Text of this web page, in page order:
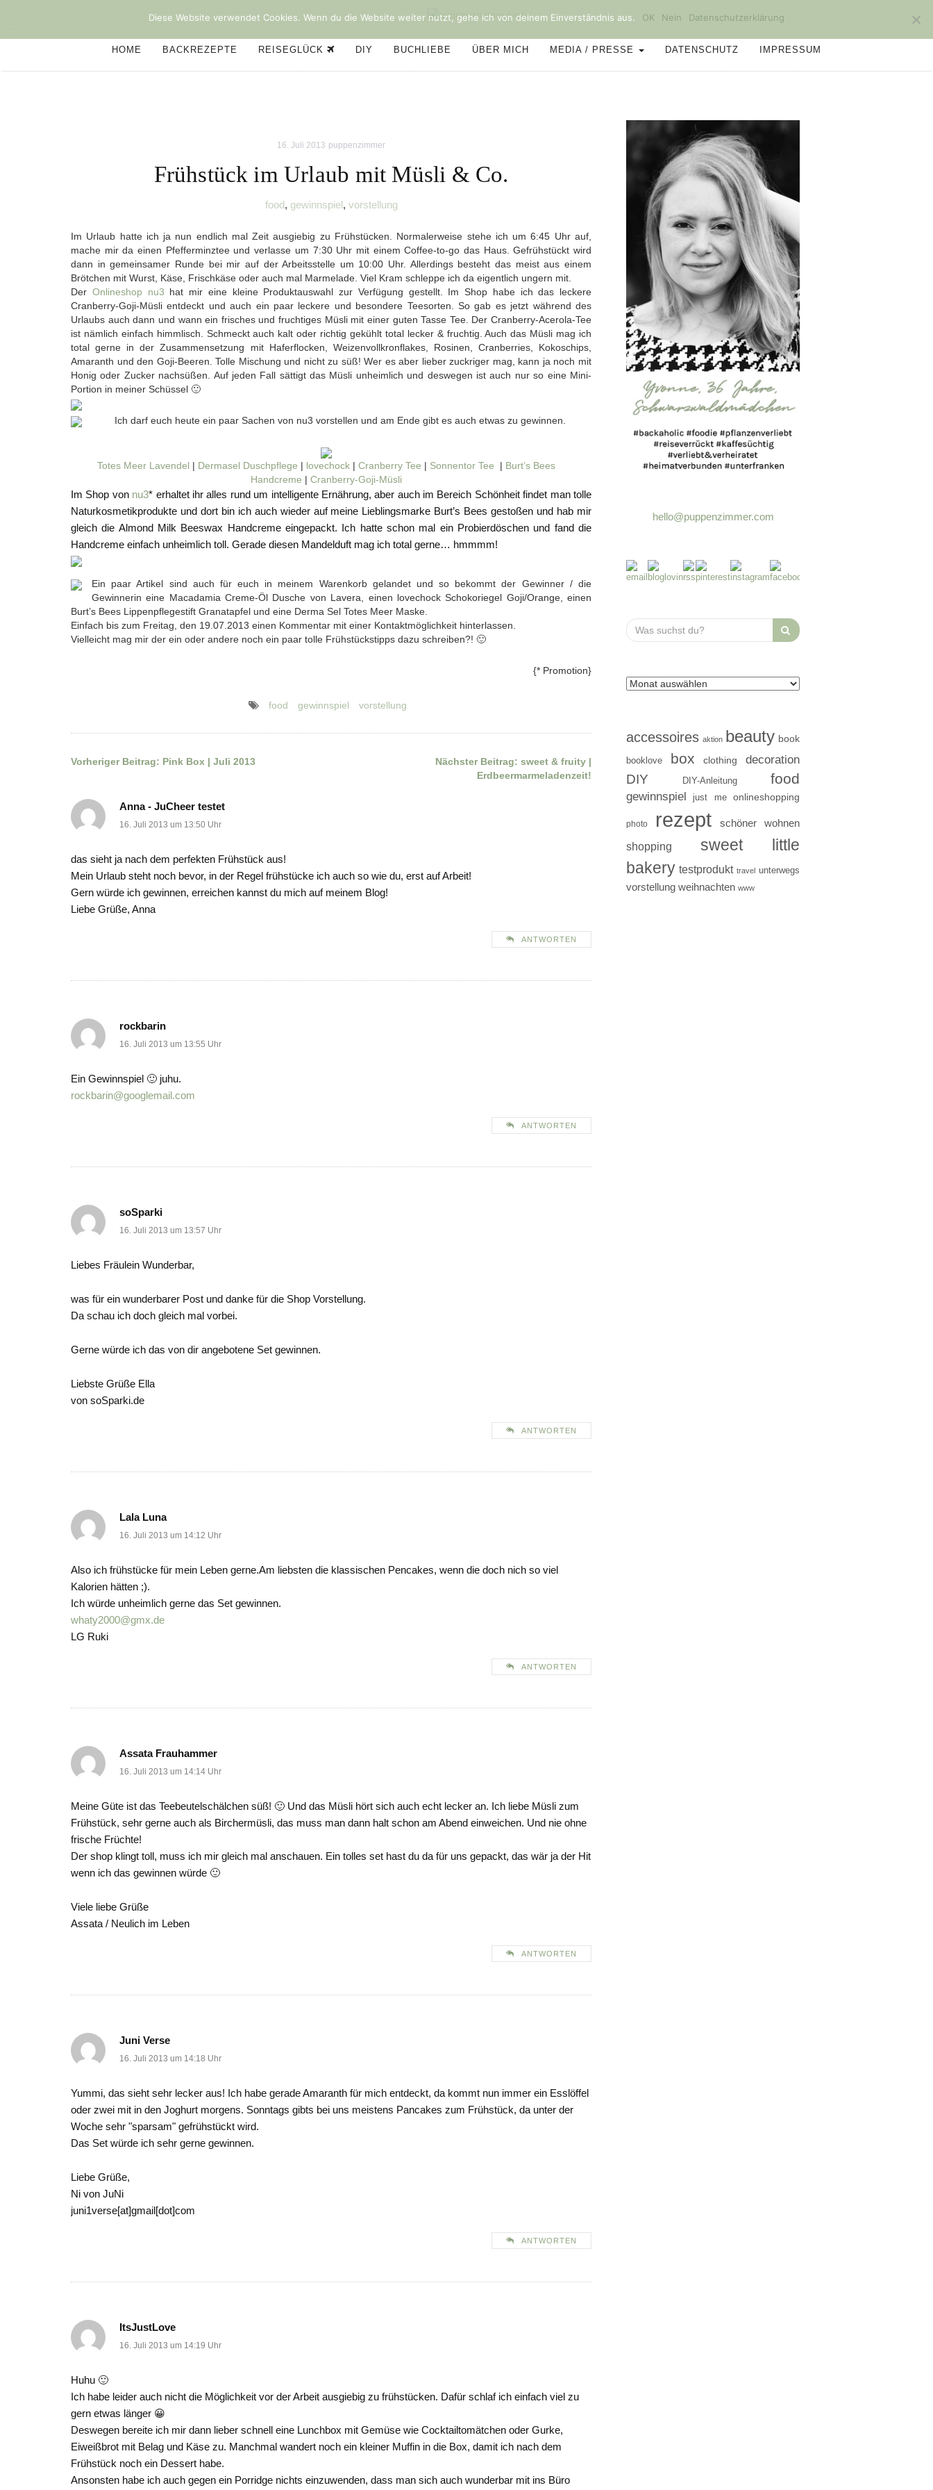
HOME BACKREZEPTE REISEGLÜCK DIY BUCHLIEBE ÜBER MICH MEDIA / PRESSE DATENSCHUTZ IMPRESSUM
16. Juli 2013 puppenzimmer
Frühstück im Urlaub mit Müsli & Co.
food, gewinnspiel, vorstellung
Im Urlaub hatte ich ja nun endlich mal Zeit ausgiebig zu Frühstücken. Normalerweise stehe ich um 6:45 Uhr auf,
mache mir da einen Pfefferminztee und verlasse um 7:30 Uhr mit einem Coffee-to-go das Haus. Gefrühstückt wird
dann in gemeinsamer Runde bei mir auf der Arbeitsstelle um 10:00 Uhr. Allerdings besteht das meist aus einem
Brötchen mit Wurst, Käse, Frischkäse oder auch mal Marmelade. Viel Kram schleppe ich da eigentlich ungern mit.
Der Onlineshop nu3 hat mir eine kleine Produktauswahl zur Verfügung gestellt. Im Shop habe ich das leckere
Cranberry-Goji-Müsli entdeckt und auch ein paar leckere und besondere Teesorten. So gab es jetzt während des
Urlaubs auch dann und wann ein frisches und fruchtiges Müsli mit einer guten Tasse Tee. Der Cranberry-Acerola-Tee
ist nämlich einfach himmlisch. Schmeckt auch kalt oder richtig gekühlt total lecker & fruchtig. Auch das Müsli mag ich
total gerne in der Zusammensetzung mit Haferflocken, Weizenvollkronflakes, Rosinen, Cranberries, Kokoschips,
Amaranth und den Goji-Beeren. Tolle Mischung und nicht zu süß! Wer es aber lieber zuckriger mag, kann ja noch mit
Honig oder Zucker nachsüßen. Auf jeden Fall sättigt das Müsli unheimlich und deswegen ist auch nur so eine Mini-
Portion in meiner Schüssel 🙂
Ich darf euch heute ein paar Sachen von nu3 vorstellen und am Ende gibt es auch etwas zu gewinnen.
Totes Meer Lavendel | Dermasel Duschpflege | lovechock | Cranberry Tee | Sonnentor Tee | Burt’s Bees
Handcreme | Cranberry-Goji-Müsli
Im Shop von nu3* erhaltet ihr alles rund um intelligente Ernährung, aber auch im Bereich Schönheit findet man tolle
Naturkosmetikprodukte und dort bin ich auch wieder auf meine Lieblingsmarke Burt’s Bees gestoßen und hab mir
gleich die Almond Milk Beeswax Handcreme eingepackt. Ich hatte schon mal ein Probierdöschen und fand die
Handcreme einfach unheimlich toll. Gerade diesen Mandelduft mag ich total gerne… hmmmm!
Ein paar Artikel sind auch für euch in meinem Warenkorb gelandet und so bekommt der Gewinner / die
Gewinnerin eine Macadamia Creme-Öl Dusche von Lavera, einen lovechock Schokoriegel Goji/Orange, einen
Burt’s Bees Lippenpflegestift Granatapfel und eine Derma Sel Totes Meer Maske.
Einfach bis zum Freitag, den 19.07.2013 einen Kommentar mit einer Kontaktmöglichkeit hinterlassen.
Vielleicht mag mir der ein oder andere noch ein paar tolle Frühstückstipps dazu schreiben?! 🙂
{* Promotion}
food gewinnspiel vorstellung
Beitragsnavigation
Vorheriger Beitrag: Pink Box | Juli 2013 Nächster Beitrag: sweet & fruity |
Erdbeermarmeladenzeit!
Anna - JuCheer testet
16. Juli 2013 um 13:50 Uhr
das sieht ja nach dem perfekten Frühstück aus!
Mein Urlaub steht noch bevor, in der Regel frühstücke ich auch so wie du, erst auf Arbeit!
Gern würde ich gewinnen, erreichen kannst du mich auf meinem Blog!
Liebe Grüße, Anna
ANTWORTEN
rockbarin
16. Juli 2013 um 13:55 Uhr
Ein Gewinnspiel 🙂 juhu.
rockbarin@googlemail.com
ANTWORTEN
soSparki
16. Juli 2013 um 13:57 Uhr
Liebes Fräulein Wunderbar,
was für ein wunderbarer Post und danke für die Shop Vorstellung.
Da schau ich doch gleich mal vorbei.
Gerne würde ich das von dir angebotene Set gewinnen.
Liebste Grüße Ella
von soSparki.de
ANTWORTEN
Lala Luna
16. Juli 2013 um 14:12 Uhr
Also ich frühstücke für mein Leben gerne.Am liebsten die klassischen Pencakes, wenn die doch nich so viel
Kalorien hätten ;).
Ich würde unheimlich gerne das Set gewinnen.
whaty2000@gmx.de
LG Ruki
ANTWORTEN
Assata Frauhammer
16. Juli 2013 um 14:14 Uhr
Meine Güte ist das Teebeutelschälchen süß! 🙂 Und das Müsli hört sich auch echt lecker an. Ich liebe Müsli zum
Frühstück, sehr gerne auch als Birchermüsli, das muss man dann halt schon am Abend einweichen. Und nie ohne
frische Früchte!
Der shop klingt toll, muss ich mir gleich mal anschauen. Ein tolles set hast du da für uns gepackt, das wär ja der Hit
wenn ich das gewinnen würde 🙂
Viele liebe Grüße
Assata / Neulich im Leben
ANTWORTEN
Juni Verse
16. Juli 2013 um 14:18 Uhr
Yummi, das sieht sehr lecker aus! Ich habe gerade Amaranth für mich entdeckt, da kommt nun immer ein Esslöffel
oder zwei mit in den Joghurt morgens. Sonntags gibts bei uns meistens Pancakes zum Frühstück, da unter der
Woche sehr "sparsam" gefrühstückt wird.
Das Set würde ich sehr gerne gewinnen.
Liebe Grüße,
Ni von JuNi
juni1verse[at]gmail[dot]com
ANTWORTEN
ItsJustLove
16. Juli 2013 um 14:19 Uhr
Huhu 🙂
Ich habe leider auch nicht die Möglichkeit vor der Arbeit ausgiebig zu frühstücken. Dafür schlaf ich einfach viel zu
gern etwas länger 😀
Deswegen bereite ich mir dann lieber schnell eine Lunchbox mit Gemüse wie Cocktailtomätchen oder Gurke,
Eiweißbrot mit Belag und Käse zu. Manchmal wandert noch ein kleiner Muffin in die Box, damit ich nach dem
Frühstück noch ein Dessert habe.
Ansonsten habe ich auch gegen ein Porridge nichts einzuwenden, dass man sich auch wunderbar mit ins Büro
hello@puppenzimmer.com
Search
for:
accessoires aktion beauty book
booklove box clothing decoration
DIY DIY-Anleitung food
gewinnspiel just me onlineshopping
photo rezept schöner wohnen
shopping
sweet little
bakery testprodukt travel unterwegs
vorstellung weihnachten www
Diese Website verwendet Cookies. Wenn du die Website weiter nutzt, gehe ich von deinem Einverständnis aus. OK Nein Datenschutzerklärung